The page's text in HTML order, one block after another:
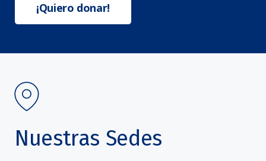
¡Quiero donar!
Nuestras Sedes